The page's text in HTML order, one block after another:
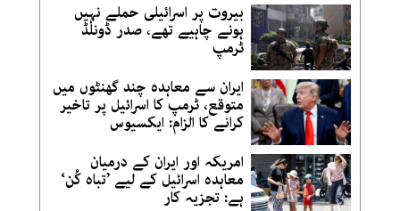
بیروت پر اسرائیلی حملے نہیں
ہونے چاہیے تھے، صدر ڈونلڈ
ٹرمپ
ایران سے معاہدہ چند گھنٹوں میں
متوقع، ٹرمپ کا اسرائیل پر تاخیر
کرانے کا الزام: ایکسیوس
امریکہ اور ایران کے درمیان
معاہدہ اسرائیل کے لیے ’تباہ کُن‘
ہے: تجزیہ کار